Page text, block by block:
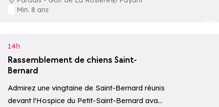
Min. 8 ans
14h
Rassemblement de chiens Saint-
Bernard
Admirez une vingtaine de Saint-Bernard réunis
devant l'Hospice du Petit-Saint-Bernard avant